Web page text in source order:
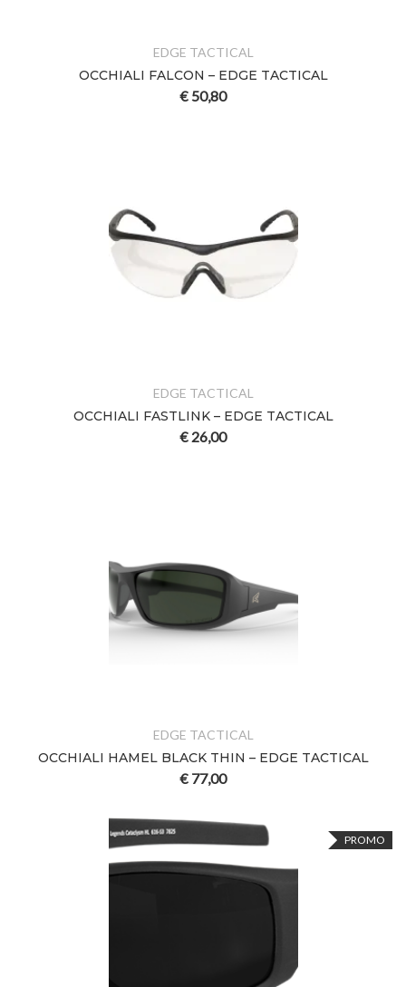
EDGE TACTICAL
OCCHIALI FALCON – EDGE TACTICAL
€ 50,80
EDGE TACTICAL
OCCHIALI FASTLINK – EDGE TACTICAL
€ 26,00
EDGE TACTICAL
OCCHIALI HAMEL BLACK THIN – EDGE TACTICAL
€ 77,00
PROMO